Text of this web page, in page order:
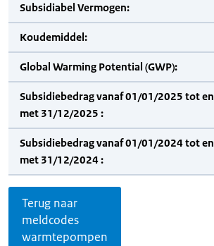
Subsidiabel Vermogen:
Koudemiddel:
Global Warming Potential (GWP):
Subsidiebedrag vanaf 01/01/2025 tot en
met 31/12/2025 :
Subsidiebedrag vanaf 01/01/2024 tot en
met 31/12/2024 :
Terug naar
meldcodes
warmtepompen